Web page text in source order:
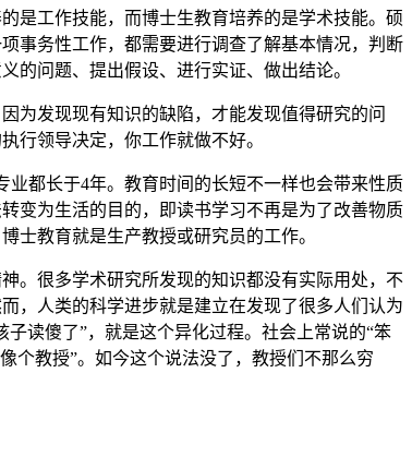
是工作技能，而博士生教育培养的是学术技能。硕
事务性工作，都需要进行调查了解基本情况，判断
的问题、提出假设、进行实证、做出结论。
为发现现有知识的缺陷，才能发现值得研究的问
行领导决定，你工作就做不好。
都长于4年。教育时间的长短不一样也会带来性质
变为生活的目的，即读书学习不再是为了改善物质
士教育就是生产教授或研究员的工作。
。很多学术研究所发现的知识都没有实际用处，不
，人类的科学进步就是建立在发现了很多人们认为
读傻了”，就是这个异化过程。社会上常说的“笨
个教授”。如今这个说法没了，教授们不那么穷